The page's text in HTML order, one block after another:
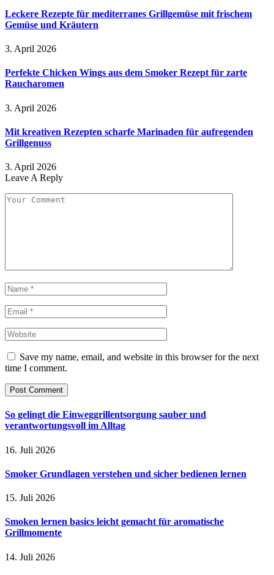
Leckere Rezepte für mediterranes Grillgemüse mit frischem
Gemüse und Kräutern
3. April 2026
Perfekte Chicken Wings aus dem Smoker Rezept für zarte
Raucharomen
3. April 2026
Mit kreativen Rezepten scharfe Marinaden für aufregenden
Grillgenuss
3. April 2026
Leave A Reply
Save my name, email, and website in this browser for the next
time I comment.
So gelingt die Einweggrillentsorgung sauber und
verantwortungsvoll im Alltag
16. Juli 2026
Smoker Grundlagen verstehen und sicher bedienen lernen
15. Juli 2026
Smoken lernen basics leicht gemacht für aromatische
Grillmomente
14. Juli 2026